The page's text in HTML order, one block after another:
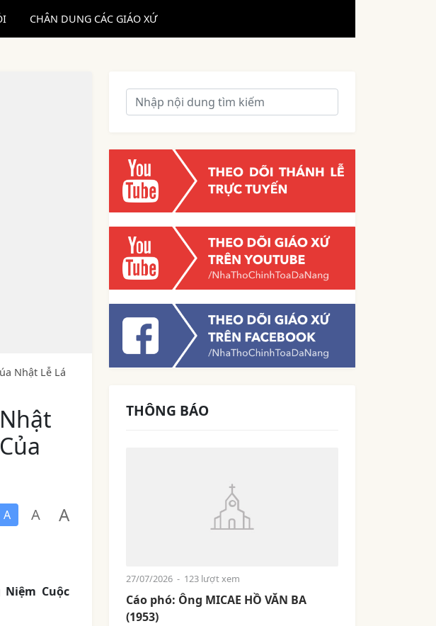
CHÂN DUNG CÁC GIÁO XỨ
Nhật Lễ Lá
A A A
Niệm Cuộc
THÔNG BÁO
27/07/2026 - 123 lượt xem
Cáo phó: Ông MICAE HỒ VĂN BA
(1953)